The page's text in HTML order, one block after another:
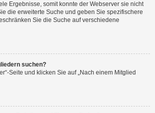
Ergebnisse, somit konnte der Webserver sie nicht
die erweiterte Suche und geben Sie spezifischere
Sie die Suche auf verschiedene
suchen?
Seite und klicken Sie auf „Nach einem Mitglied